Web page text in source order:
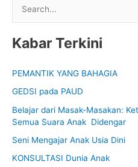
a
c
h
f
o
r
:
Kabar Terkini
PEMANTIK YANG BAHAGIA
GEDSI pada PAUD
Belajar dari Masak-Masakan:
Semua Suara Anak Didengar
Seni Mengajar Anak Usia Dini
KONSULTASI Dunia Anak